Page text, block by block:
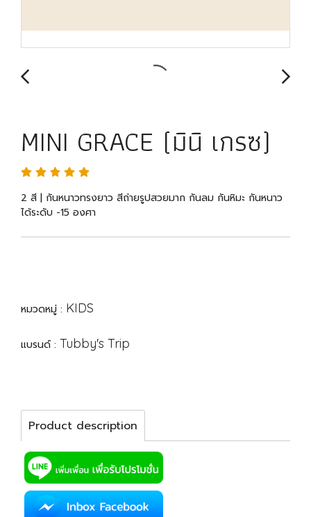
MINI GRACE (มินิ เกรซ)
2 สี | กันหนาวทรงยาว สีถ่ายรูปสวยมาก กันลม กันหิมะ กันหนาว
ได้ระดับ -15 องศา
หมวดหมู่ : KIDS
แบรนด์ : Tubby's Trip
Product description